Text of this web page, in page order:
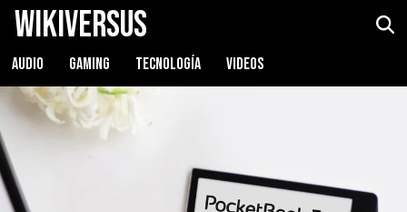
WikiVersus
AUDIO GAMING TECNOLOGÍA VIDEOS